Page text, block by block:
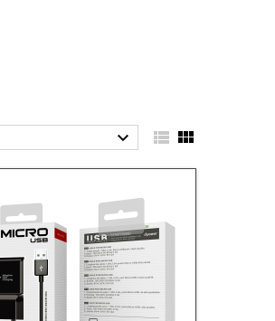
  